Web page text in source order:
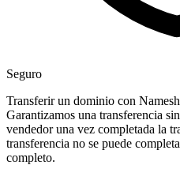
Seguro
Transferir un dominio con
Garantizamos una transferencia
vendedor una vez completada la
transferencia no se puede
completo.